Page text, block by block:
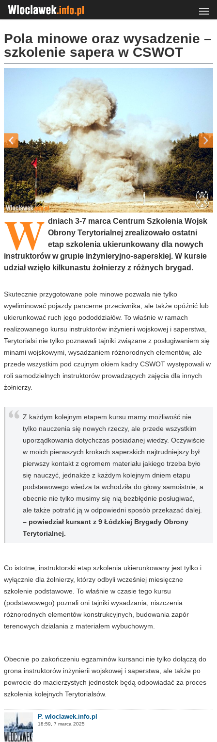
Pola minowe oraz wysadzenie –
szkolenie sapera w CSWOT
W dniach 3-7 marca Centrum Szkolenia Wojsk
Obrony Terytorialnej zrealizowało ostatni
etap szkolenia ukierunkowany dla nowych
instruktorów w grupie inżynieryjno-saperskiej. W kursie
udział wzięło kilkunastu żołnierzy z różnych brygad.
Skutecznie przygotowane pole minowe pozwala nie tylko
wyeliminować pojazdy pancerne przeciwnika, ale także opóźnić lub
ukierunkować ruch jego pododdziałów. To właśnie w ramach
realizowanego kursu instruktorów inżynierii wojskowej i saperstwa,
Terytorialsi nie tylko poznawali tajniki związane z posługiwaniem się
minami wojskowymi, wysadzaniem różnorodnych elementów, ale
przede wszystkim pod czujnym okiem kadry CSWOT występowali w
roli samodzielnych instruktorów prowadzących zajęcia dla innych
żołnierzy.
Z każdym kolejnym etapem kursu mamy możliwość nie
tylko nauczenia się nowych rzeczy, ale przede wszystkim
uporządkowania dotychczas posiadanej wiedzy. Oczywiście
w moich pierwszych krokach saperskich najtrudniejszy był
pierwszy kontakt z ogromem materiału jakiego trzeba było
się nauczyć, jednakże z każdym kolejnym dniem etapu
podstawowego wiedza ta wchodziła do głowy samoistnie, a
obecnie nie tylko musimy się nią bezbłędnie posługiwać,
ale także potrafić ją w odpowiedni sposób przekazać dalej.
– powiedział kursant z 9 Łódzkiej Brygady Obrony
Terytorialnej.
Co istotne, instruktorski etap szkolenia ukierunkowany jest tylko i
wyłącznie dla żołnierzy, którzy odbyli wcześniej miesięczne
szkolenie podstawowe. To właśnie w czasie tego kursu
(podstawowego) poznali oni tajniki wysadzania, niszczenia
różnorodnych elementów konstrukcyjnych, budowania zapór
terenowych działania z materiałem wybuchowym.
Obecnie po zakończeniu egzaminów kursanci nie tylko dołączą do
grona instruktorów inżynierii wojskowej i saperstwa, ale także po
powrocie do macierzystych jednostek będą odpowiadać za proces
szkolenia kolejnych Terytorialsów.
P. wloclawek.info.pl
18:59, 7 marca 2025